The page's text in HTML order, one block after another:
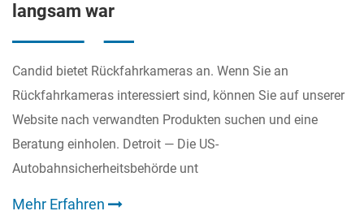
langsam war
Candid bietet Rückfahrkameras an. Wenn Sie an
Rückfahrkameras interessiert sind, können Sie auf unserer
Website nach verwandten Produkten suchen und eine
Beratung einholen. Detroit — Die US-
Autobahnsicherheitsbehörde unt
Mehr Erfahren